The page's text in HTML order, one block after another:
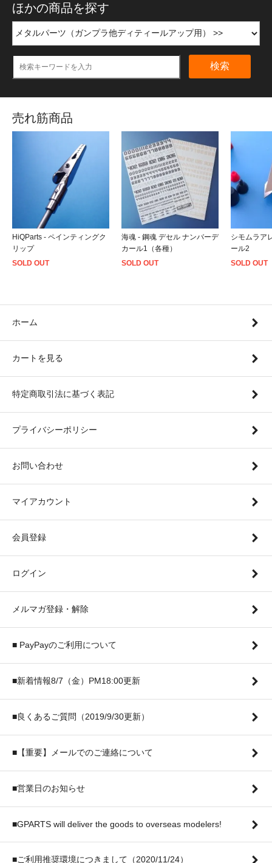
ほかの商品を探す
検索
売れ筋商品
HiQParts - ペインティングク
リップ
SOLD OUT
海魂 - 鋼魂 デセル ナンバーデ
カール1（各種）
SOLD OUT
シモムラア
ール2
SOLD OUT
ホーム
カートを見る
特定商取引法に基づく表記
プライバシーポリシー
お問い合わせ
マイアカウント
会員登録
ログイン
メルマガ登録・解除
■ PayPayのご利用について
■新着情報8/7（金）PM18:00更新
■良くあるご質問（2019/9/30更新）
■【重要】メールでのご連絡について
■営業日のお知らせ
■GPARTS will deliver the goods to overseas modelers!
■ご利用推奨環境につきまして（2020/11/24）